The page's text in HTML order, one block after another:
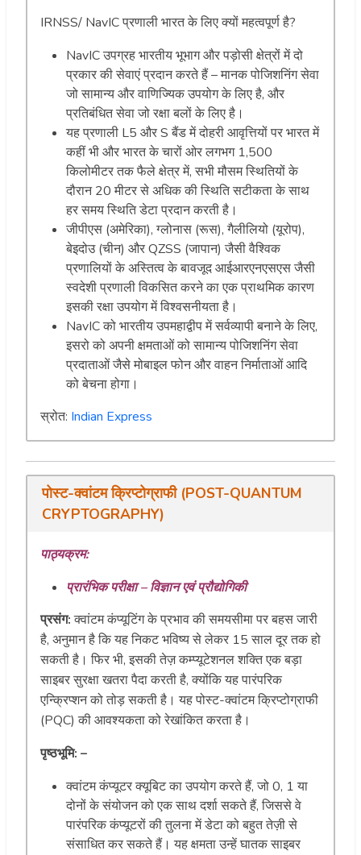
IRNSS/ NavIC प्रणाली भारत के लिए क्यों महत्वपूर्ण है?
NavIC उपग्रह भारतीय भूभाग और पड़ोसी क्षेत्रों में दो
प्रकार की सेवाएं प्रदान करते हैं – मानक पोजिशनिंग सेवा
जो सामान्य और वाणिज्यिक उपयोग के लिए है, और
प्रतिबंधित सेवा जो रक्षा बलों के लिए है।
यह प्रणाली L5 और S बैंड में दोहरी आवृत्तियों पर भारत में
कहीं भी और भारत के चारों ओर लगभग 1,500
किलोमीटर तक फैले क्षेत्र में, सभी मौसम स्थितियों के
दौरान 20 मीटर से अधिक की स्थिति सटीकता के साथ
हर समय स्थिति डेटा प्रदान करती है।
जीपीएस (अमेरिका), ग्लोनास (रूस), गैलीलियो (यूरोप),
बेइदोउ (चीन) और QZSS (जापान) जैसी वैश्विक
प्रणालियों के अस्तित्व के बावजूद आईआरएनएसएस जैसी
स्वदेशी प्रणाली विकसित करने का एक प्राथमिक कारण
इसकी रक्षा उपयोग में विश्वसनीयता है।
NavIC को भारतीय उपमहाद्वीप में सर्वव्यापी बनाने के लिए,
इसरो को अपनी क्षमताओं को सामान्य पोजिशनिंग सेवा
प्रदाताओं जैसे मोबाइल फोन और वाहन निर्माताओं आदि
को बेचना होगा।
स्रोत: Indian Express
पोस्ट-क्वांटम क्रिप्टोग्राफी (POST-QUANTUM
CRYPTOGRAPHY)
पाठ्यक्रम:
प्रारंभिक परीक्षा – विज्ञान एवं प्रौद्योगिकी
प्रसंग:क्वांटम कंप्यूटिंग के प्रभाव की समयसीमा पर बहस जारी
है, अनुमान है कि यह निकट भविष्य से लेकर 15 साल दूर तक हो
सकती है। फिर भी, इसकी तेज़ कम्प्यूटेशनल शक्ति एक बड़ा
साइबर सुरक्षा खतरा पैदा करती है, क्योंकि यह पारंपरिक
एन्क्रिप्शन को तोड़ सकती है। यह पोस्ट-क्वांटम क्रिप्टोग्राफी
(PQC) की आवश्यकता को रेखांकित करता है।
पृष्ठभूमि: –
क्वांटम कंप्यूटर क्यूबिट का उपयोग करते हैं, जो 0, 1 या
दोनों के संयोजन को एक साथ दर्शा सकते हैं, जिससे वे
पारंपरिक कंप्यूटरों की तुलना में डेटा को बहुत तेज़ी से
संसाधित कर सकते हैं। यह क्षमता उन्हें घातक साइबर